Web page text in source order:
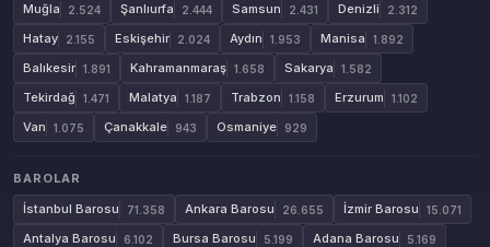
Muğla 2.524 Şanlıurfa 2.444 Samsun 2.431 Denizli 2.312
Hatay 2.155 Eskişehir 2.024 Aydın 1.953 Manisa 1.892
Balıkesir 1.891 Kahramanmaraş 1.658 Sakarya 1.582
Tekirdağ 1.471 Malatya 1.187 Trabzon 1.158 Erzurum 1.102
Van 1.075 Çanakkale 943 Osmaniye 929
BAROLAR
İstanbul Barosu
71.358 Ankara Barosu 26.655 İzmir Barosu 15.071
Antalya Barosu 6.102 Bursa Barosu 5.199 Adana Barosu 5.169